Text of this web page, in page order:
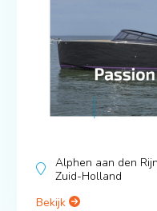
Alphen aan den
Zuid-Holland
Bekijk